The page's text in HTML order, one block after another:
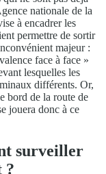
nationale de la
à encadrer les
permettre de sortir
majeur :
face à face »
lesquelles les
différents. Or,
bord de la route de
jouera donc à ce
surveiller
?